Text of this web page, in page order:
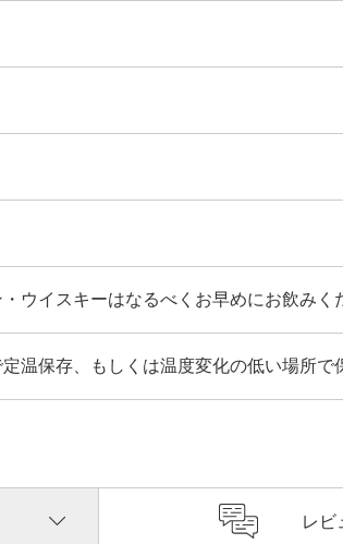
ウイスキーはなるべくお早めにお飲みく
温保存、もしくは温度変化の低い場所で
レビ